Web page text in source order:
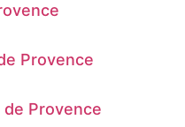
Provence
Provence